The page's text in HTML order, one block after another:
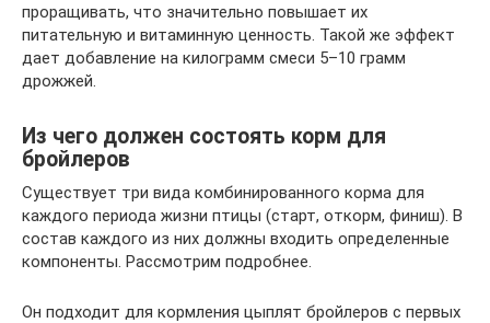
проращивать, что значительно повышает их
питательную и витаминную ценность. Такой же эффект
дает добавление на килограмм смеси 5–10 грамм
дрожжей.
Из чего должен состоять корм для
бройлеров
Существует три вида комбинированного корма для
каждого периода жизни птицы (старт, откорм, финиш). В
состав каждого из них должны входить определенные
компоненты. Рассмотрим подробнее.
Он подходит для кормления цыплят бройлеров с первых